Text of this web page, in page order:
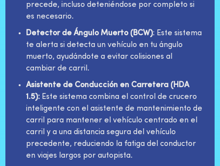
precede, incluso deteniéndose por completo si
es necesario.
Detector de Ángulo Muerto (BCW): Este sistema
te alerta si detecta un vehículo en tu ángulo
muerto, ayudándote a evitar colisiones al
cambiar de carril.
Asistente de Conducción en Carretera (HDA
1.5):Este sistema combina el control de crucero
inteligente con el asistente de mantenimiento de
carril para mantener el vehículo centrado en el
carril y a una distancia segura del vehículo
precedente, reduciendo la fatiga del conductor
en viajes largos por autopista.